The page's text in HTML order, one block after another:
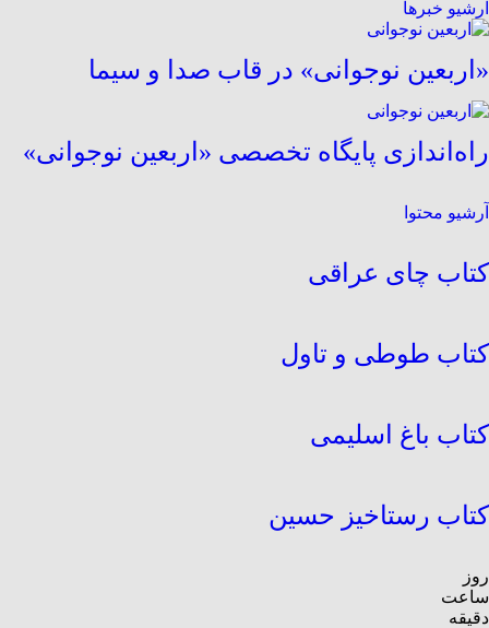
آرشیو خبرها
«اربعین نوجوانی» در قاب صدا و سیما
راه‌اندازی پایگاه تخصصی «اربعین نوجوانی»
آرشیو محتوا
کتاب چای عراقی
کتاب طوطی و تاول
کتاب باغ اسلیمی
کتاب رستاخیز حسین
روز
ساعت
دقیقه